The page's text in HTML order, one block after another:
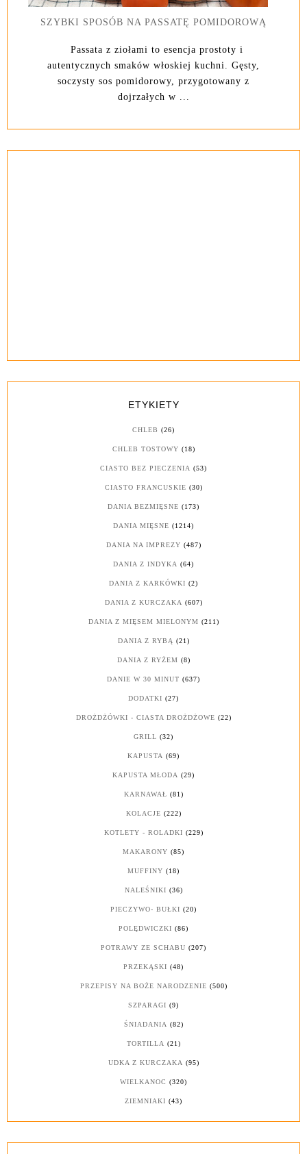
SZYBKI SPOSÓB NA PASSATĘ POMIDOROWĄ
Passata z ziołami to esencja prostoty i
autentycznych smaków włoskiej kuchni. Gęsty,
soczysty sos pomidorowy, przygotowany z
dojrzałych w ...
ETYKIETY
CHLEB (26)
CHLEB TOSTOWY (18)
CIASTO BEZ PIECZENIA (53)
CIASTO FRANCUSKIE (30)
DANIA BEZMIĘSNE (173)
DANIA MIĘSNE (1214)
DANIA NA IMPREZY (487)
DANIA Z INDYKA (64)
DANIA Z KARKÓWKI (2)
DANIA Z KURCZAKA (607)
DANIA Z MIĘSEM MIELONYM (211)
DANIA Z RYBĄ (21)
DANIA Z RYŻEM (8)
DANIE W 30 MINUT (637)
DODATKI (27)
DROŻDŻÓWKI - CIASTA DROŻDŻOWE (22)
GRILL (32)
KAPUSTA (69)
KAPUSTA MŁODA (29)
KARNAWAŁ (81)
KOLACJE (222)
KOTLETY - ROLADKI (229)
MAKARONY (85)
MUFFINY (18)
NALEŚNIKI (36)
PIECZYWO- BUŁKI (20)
POLĘDWICZKI (86)
POTRAWY ZE SCHABU (207)
PRZEKĄSKI (48)
PRZEPISY NA BOŻE NARODZENIE (500)
SZPARAGI (9)
ŚNIADANIA (82)
TORTILLA (21)
UDKA Z KURCZAKA (95)
WIELKANOC (320)
ZIEMNIAKI (43)